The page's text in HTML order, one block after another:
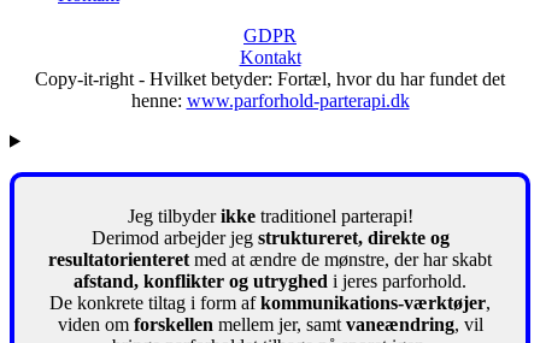
GDPR
Kontakt
Copy-it-right - Hvilket betyder: Fortæl, hvor du har fundet det
henne: www.parforhold-parterapi.dk
Jeg tilbyderikke traditionel parterapi!
Derimod arbejder jeg struktureret, direkte og
resultatorienteret med at ændre de mønstre, der har skabt
afstand, konflikter og utryghed i jeres parforhold.
De konkrete tiltag i form afkommunikations-værktøjer,
viden om forskellen mellem jer, samt vaneændring, vil